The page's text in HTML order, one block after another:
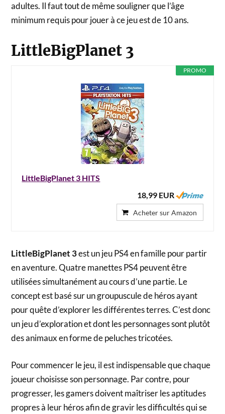
adultes. Il faut tout de même souligner que l’âge
minimum requis pour jouer à ce jeu est de 10 ans.
LittleBigPlanet 3
PROMO
LittleBigPlanet 3 HITS
18,99 EUR
Acheter sur Amazon
LittleBigPlanet 3est un jeu PS4 en famille pour partir
en aventure. Quatre manettes PS4 peuvent être
utilisées simultanément au cours d’une partie. Le
concept est basé sur un groupuscule de héros ayant
pour quête d’explorer les différentes terres. C’est donc
un jeu d’exploration et dont les personnages sont plutôt
des animaux en forme de peluches tricotées.
Pour commencer le jeu, il est indispensable que chaque
joueur choisisse son personnage. Par contre, pour
progresser, les gamers doivent maîtriser les aptitudes
propres à leur héros afin de gravir les difficultés qui se